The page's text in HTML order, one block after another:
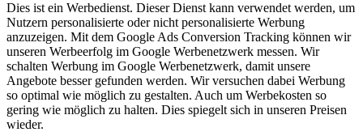
Dies ist ein Werbedienst. Dieser Dienst kann verwendet werden, um
Nutzern personalisierte oder nicht personalisierte Werbung
anzuzeigen. Mit dem Google Ads Conversion Tracking können wir
unseren Werbeerfolg im Google Werbenetzwerk messen. Wir
schalten Werbung im Google Werbenetzwerk, damit unsere
Angebote besser gefunden werden. Wir versuchen dabei Werbung
so optimal wie möglich zu gestalten. Auch um Werbekosten so
gering wie möglich zu halten. Dies spiegelt sich in unseren Preisen
wieder.